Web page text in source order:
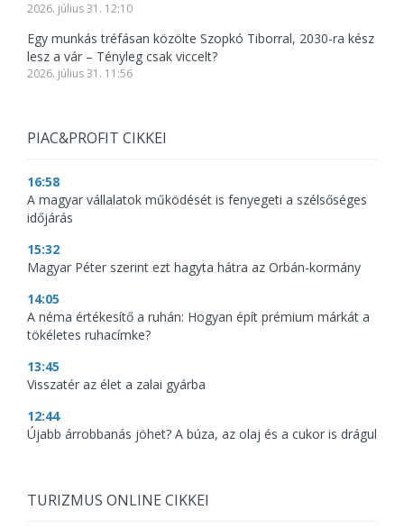
2026. július 31. 12:10
Egy munkás tréfásan közölte Szopkó Tiborral, 2030-ra kész
lesz a vár – Tényleg csak viccelt?
2026. július 31. 11:56
PIAC&PROFIT CIKKEI
16:58
A magyar vállalatok működését is fenyegeti a szélsőséges
időjárás
15:32
Magyar Péter szerint ezt hagyta hátra az Orbán-kormány
14:05
A néma értékesítő a ruhán: Hogyan épít prémium márkát a
tökéletes ruhacímke?
13:45
Visszatér az élet a zalai gyárba
12:44
Újabb árrobbanás jöhet? A búza, az olaj és a cukor is drágul
TURIZMUS ONLINE CIKKEI